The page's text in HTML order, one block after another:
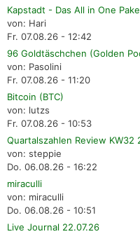
Kapstadt - Das All in One
von: Hari
Fr. 07.08.26 - 12:42
96 Goldtäschchen (Golden
von: Pasolini
Fr. 07.08.26 - 11:20
Bitcoin (BTC)
von: lutzs
Fr. 07.08.26 - 10:53
Quartalszahlen Review KW32
von: steppie
Do. 06.08.26 - 16:22
miraculli
von: miraculli
Do. 06.08.26 - 10:51
Live Journal 22.07.26